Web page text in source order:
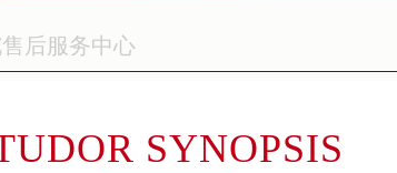
SYNOPSIS